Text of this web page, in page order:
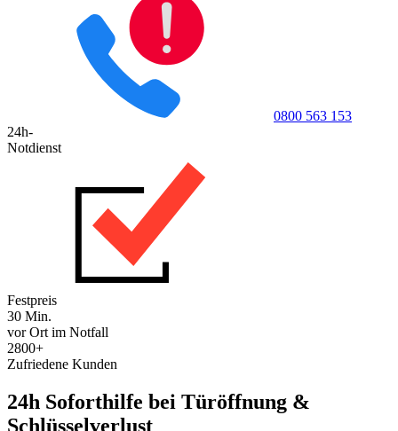
0800 563 153
24h-
Notdienst
Festpreis
30 Min.
vor Ort im Notfall
2800+
Zufriedene Kunden
24h Soforthilfe bei Türöffnung &
Schlüsselverlust